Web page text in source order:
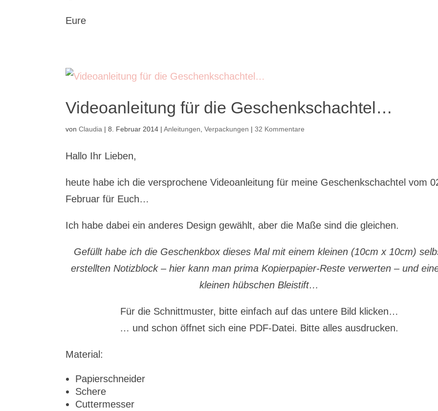
Eure
Videoanleitung für die Geschenkschachtel…
vonClaudia |8. Februar 2014 |Anleitungen ,Verpackungen |32 Kommentare
Hallo Ihr Lieben,
heute habe ich die versprochene Videoanleitung für meine Geschenkschachtel vom
Februar für Euch…
Ich habe dabei ein anderes Design gewählt, aber die Maße sind die gleichen.
Gefüllt habe ich die Geschenkbox dieses Mal mit einem kleinen (10cm x 10cm)
erstellten Notizblock – hier kann man prima Kopierpapier-Reste verwerten – und
kleinen hübschen Bleistift…
Für die Schnittmuster, bitte einfach auf das untere Bild klicken…
… und schon öffnet sich eine PDF-Datei. Bitte alles ausdrucken.
Material:
Papierschneider
Schere
Cuttermesser